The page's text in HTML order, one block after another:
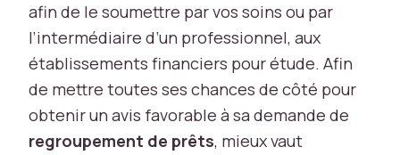
afin de le soumettre par vos soins ou par
l’intermédiaire d’un professionnel, aux
établissements financiers pour étude. Afin
de mettre toutes ses chances de côté pour
obtenir un avis favorable à sa demande de
regroupement de prêts, mieux vaut